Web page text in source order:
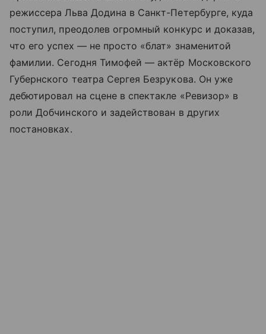
режиссера Льва Додина в Санкт-Петербурге, куда
поступил, преодолев огромный конкурс и доказав,
что его успех — не просто «блат» знаменитой
фамилии. Сегодня Тимофей — актёр Московского
Губернского театра Сергея Безрукова. Он уже
дебютировал на сцене в спектакле «Ревизор» в
роли Добчинского и задействован в других
постановках.